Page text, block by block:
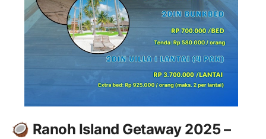
🥥 Ranoh Island Getaway 2025 –